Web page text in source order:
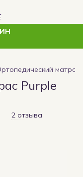
матрас
Purple
2 отзыва